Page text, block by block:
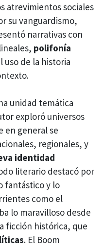
atrevimientos sociales
su vanguardismo,
narrativas con
polifonía
uso de la historia
unidad temática
exploró universos
en general se
regionales, y
identidad
literario destacó por
fantástico y lo
como el
lo maravilloso desde
ficción histórica, que
. El Boom